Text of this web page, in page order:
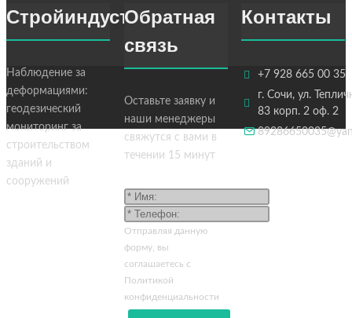
Стройиндустрия
Наблюдение за
деформациями:
геодезический
мониторинг за
строительством
зданий и
сооружений
Обратная
связь
Оставьте заявку и
наши менеджеры
свяжутся с вами в
течении 15 минут
Отправляя данную
форму, вы
соглашаетесь c
Политикой
конфиденциальности
Контакты
+7 928 665 00 35
г. Сочи, ул.
83 корп. 2 оф. 2